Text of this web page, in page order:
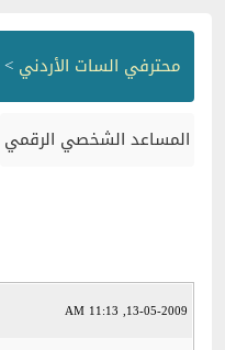
محترفي السات الأردني >
المساعد الشخصي الرقمي
13-05-2009, 11:13 AM